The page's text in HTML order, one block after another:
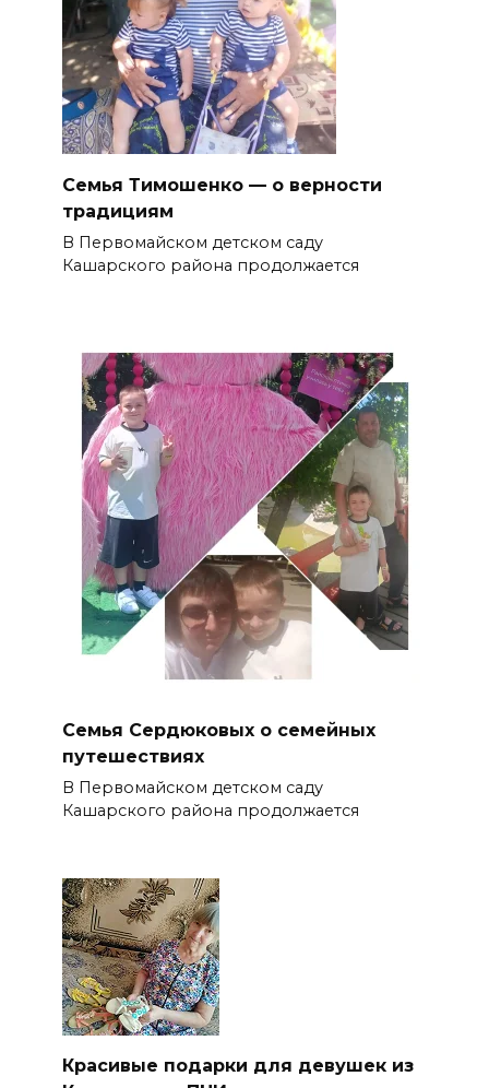
Семья Тимошенко — о верности
традициям
В Первомайском детском саду
Кашарского района продолжается
Семья Сердюковых о семейных
путешествиях
В Первомайском детском саду
Кашарского района продолжается
Красивые подарки для девушек из